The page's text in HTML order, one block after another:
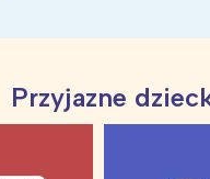
Przyjazne